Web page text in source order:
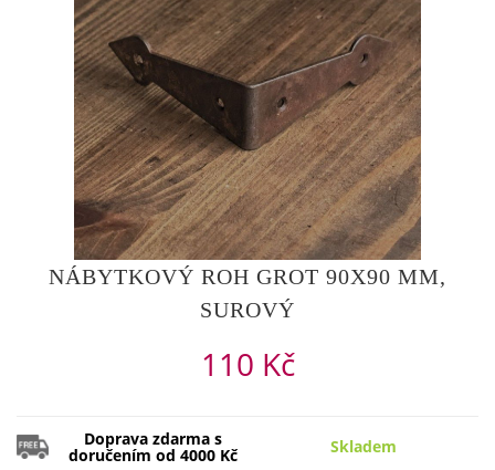
NÁBYTKOVÝ ROH GROT 90X90 MM,
SUROVÝ
110 Kč
Doprava zdarma s
doručením od 4000 Kč Skladem